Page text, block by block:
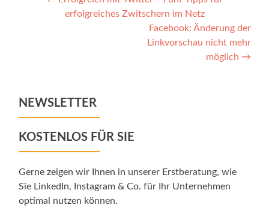
navigationerfolgreiches Zwitschern im Netz
Facebook: Änderung der
Linkvorschau nicht mehr
möglich →
NEWSLETTER
KOSTENLOS FÜR SIE
Gerne zeigen wir Ihnen in unserer Erstberatung, wie
Sie LinkedIn, Instagram & Co. für Ihr Unternehmen
optimal nutzen können.